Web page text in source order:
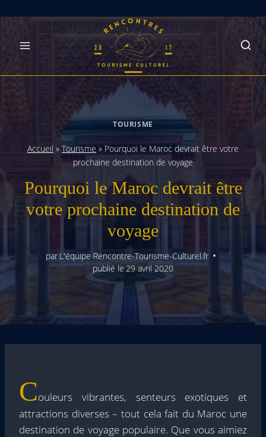
TOURISME
Accueil » Tourisme » Pourquoi le Maroc devrait être votre
prochaine destination de voyage
Pourquoi le Maroc devrait être
votre prochaine destination de
voyage
parL'équipe Rencontre-Tourisme-Culturel.fr
publié le 29 avril 2020
Couleurs vibrantes, senteurs exotiques et
attractions diverses – tout cela fait du Maroc une
destination de voyage populaire. Que vous aimiez